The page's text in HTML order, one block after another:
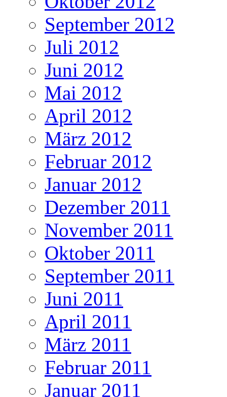
September 2012
Juli 2012
Juni 2012
Mai 2012
April 2012
März 2012
Februar 2012
Januar 2012
Dezember 2011
November 2011
Oktober 2011
September 2011
Juni 2011
April 2011
März 2011
Februar 2011
Januar 2011